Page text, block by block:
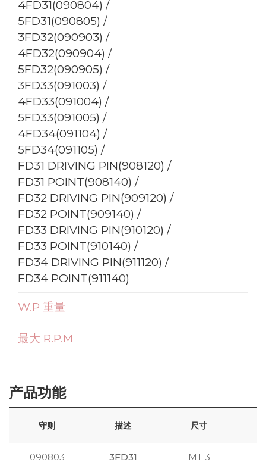
4FD31(090804) /
5FD31(090805) /
3FD32(090903) /
4FD32(090904) /
5FD32(090905) /
3FD33(091003) /
4FD33(091004) /
5FD33(091005) /
4FD34(091104) /
5FD34(091105) /
FD31 DRIVING PIN(908120) /
FD31 POINT(908140) /
FD32 DRIVING PIN(909120) /
FD32 POINT(909140) /
FD33 DRIVING PIN(910120) /
FD33 POINT(910140) /
FD34 DRIVING PIN(911120) /
FD34 POINT(911140)
W.P 重量
最大 R.P.M
产品功能
守则 描述 尺寸
090803 3FD31 MT 3